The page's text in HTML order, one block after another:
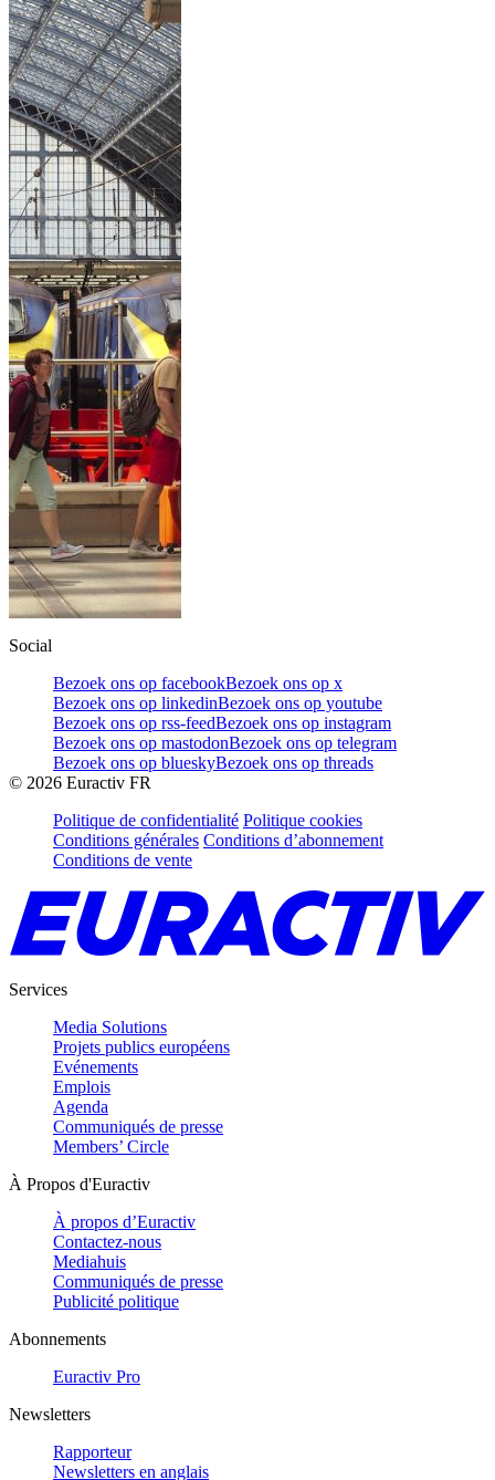
Social
Bezoek ons op facebookBezoek ons op x
Bezoek ons op linkedinBezoek ons op youtube
Bezoek ons op rss-feedBezoek ons op instagram
Bezoek ons op mastodonBezoek ons op telegram
Bezoek ons op blueskyBezoek ons op threads
© 2026 Euractiv FR
Politique de confidentialité Politique cookies
Conditions générales Conditions d’abonnement
Conditions de vente
Services
Media Solutions
Projets publics européens
Evénements
Emplois
Agenda
Communiqués de presse
Members’ Circle
À Propos d'Euractiv
À propos d’Euractiv
Contactez-nous
Mediahuis
Communiqués de presse
Publicité politique
Abonnements
Euractiv Pro
Newsletters
Rapporteur
Newsletters en anglais